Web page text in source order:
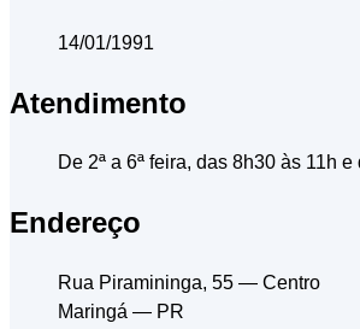
14/01/1991
Atendimento
De 2ª a 6ª feira, das 8h30 às 11h
Endereço
Rua Piramininga, 55 — Centro
Maringá — PR